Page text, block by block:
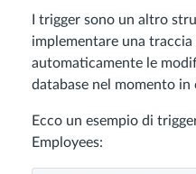
I trigger sono un altro
implementare una
automaticamente le
database nel momento in
Ecco un esempio di
Employees: